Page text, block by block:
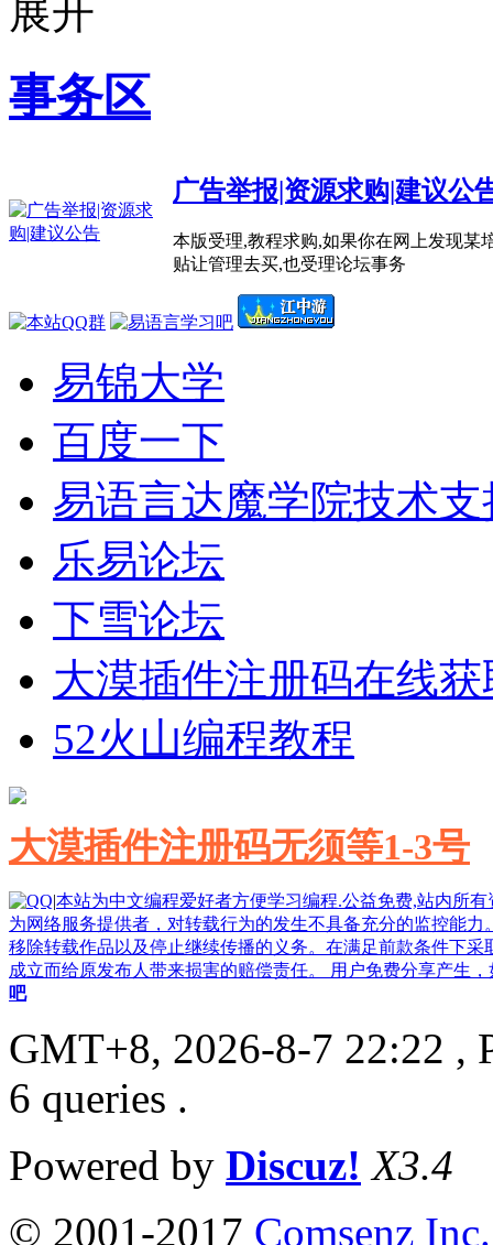
事务区
广告举报|资源求购|建议公
本版受理,教程求购,如果你在网上发现某
贴让管理去买,也受理论坛事务
易锦大学
百度一下
易语言达魔学院技术支
乐易论坛
下雪论坛
大漠插件注册码在线获
52火山编程教程
大漠插件注册码无须等1-3号
|本站为中文编程爱好者方便学习编程.公益免费,站内所
为网络服务提供者，对转载行为的发生不具备充分的监控能
移除转载作品以及停止继续传播的义务。在满足前款条件下
成立而给原发布人带来损害的赔偿责任。 用户免费分享产生
吧
GMT+8, 2026-8-7 22:22 ,
6 queries .
Powered by Discuz! X3.4
© 2001-2017 Comsenz Inc.